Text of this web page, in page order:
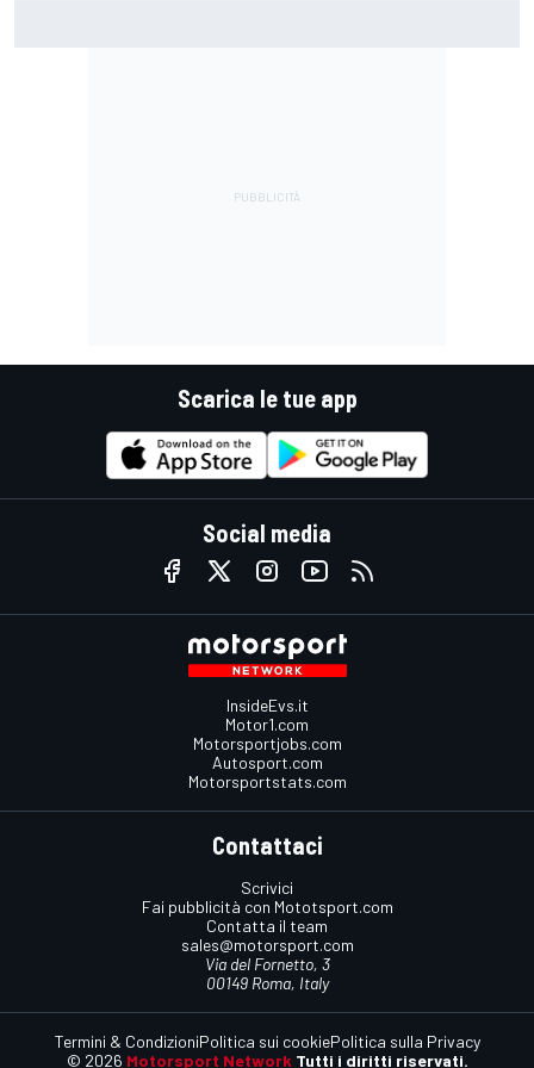
Scarica le tue app
Social media
InsideEvs.it
Motor1.com
Motorsportjobs.com
Autosport.com
Motorsportstats.com
Contattaci
Scrivici
Fai pubblicità con Mototsport.com
Contatta il team
sales@motorsport.com
Via del Fornetto, 3
00149 Roma, Italy
© 2026 Motorsport Network Tutti i diritti riservati.
Termini & CondizioniPolitica sui cookiePolitica sulla Privacy